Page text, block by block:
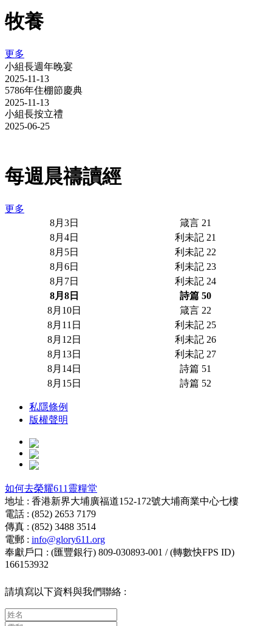
牧養
更多
小組長週年晚宴
2025-11-13
5786年住棚節慶典
2025-11-13
小組長按立禮
2025-06-25
每週晨禱讀經
更多
8月3日
箴言 21
8月4日
利未記 21
8月5日
利未記 22
8月6日
利未記 23
8月7日
利未記 24
8月8日
詩篇 50
8月10日
箴言 22
8月11日
利未記 25
8月12日
利未記 26
8月13日
利未記 27
8月14日
詩篇 51
8月15日
詩篇 52
私隱條例
版權聲明
如何去榮耀611靈糧堂
地址 : 香港新界大埔廣福道152-172號大埔商業中心七樓
電話 : (852) 2653 7179
傳真 : (852) 3488 3514
電郵 : info@glory611.org
奉獻戶口 : (匯豐銀行) 809-030893-001 / (轉數快FPS ID)
166153932
請填寫以下資料與我們聯絡 :